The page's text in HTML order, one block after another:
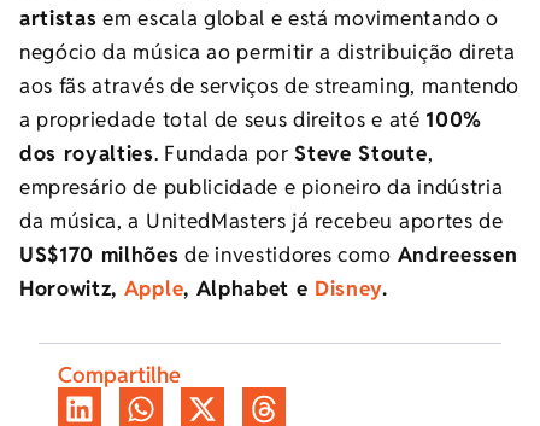
artistas em escala global e está movimentando o
negócio da música ao permitir a distribuição direta
aos fãs através de serviços de streaming, mantendo
a propriedade total de seus direitos e até 100%
dos royalties. Fundada porSteve Stoute,
empresário de publicidade e pioneiro da indústria
da música, a UnitedMasters já recebeu aportes de
US$170 milhões de investidores como Andreessen
Horowitz, Apple, Alphabet e Disney.
Compartilhe